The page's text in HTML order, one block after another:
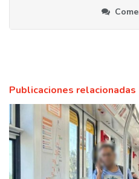
Publicaciones relacionadas